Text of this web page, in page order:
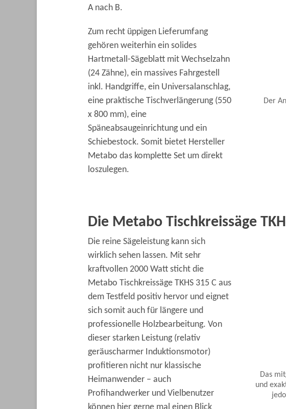
Der
A nach B.
Zum recht üppigen Lieferumfang
gehören weiterhin ein solides
Hartmetall-Sägeblatt mit Wechselzahn
(24 Zähne), ein massives Fahrgestell
inkl. Handgriffe, ein Universalanschlag,
eine praktische Tischverlängerung (550
x 800 mm), eine
Späneabsaugeinrichtung und ein
Schiebestock. Somit bietet Hersteller
Metabo das komplette Set um direkt
loszulegen.
Die Metabo Tischkreissäge
Das
und
Die reine Sägeleistung kann sich
wirklich sehen lassen. Mit sehr
kraftvollen 2000 Watt sticht die
Metabo Tischkreissäge TKHS 315 C aus
dem Testfeld positiv hervor und eignet
sich somit auch für längere und
professionelle Holzbearbeitung. Von
dieser starken Leistung (relativ
geräuscharmer Induktionsmotor)
profitieren nicht nur klassische
Heimanwender – auch
Profihandwerker und Vielbenutzer